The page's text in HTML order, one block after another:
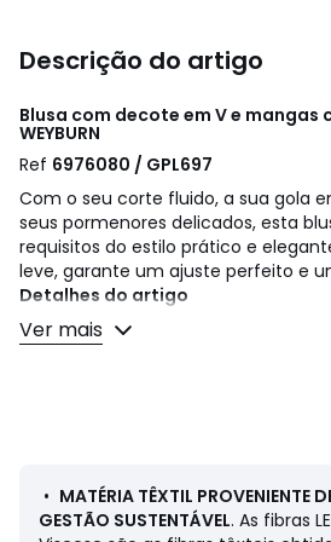
Descrição do artigo
Blusa com decote em V e mangas
WEYBURN
Ref 6976080 / GPL697
Com o seu corte fluido, a sua gola
seus pormenores delicados, esta
requisitos do estilo prático e
leve, garante um ajuste perfeito e
Detalhes do artigo
• Mangas compridas, punhos com
• Franzidos nos ombros
• 100% viscose
• Lavável a 30°, no programa de
Ver mais
• MATÉRIA TÊXTIL PROVENIENTE
GESTÃO SUSTENTÁVEL. As fibras